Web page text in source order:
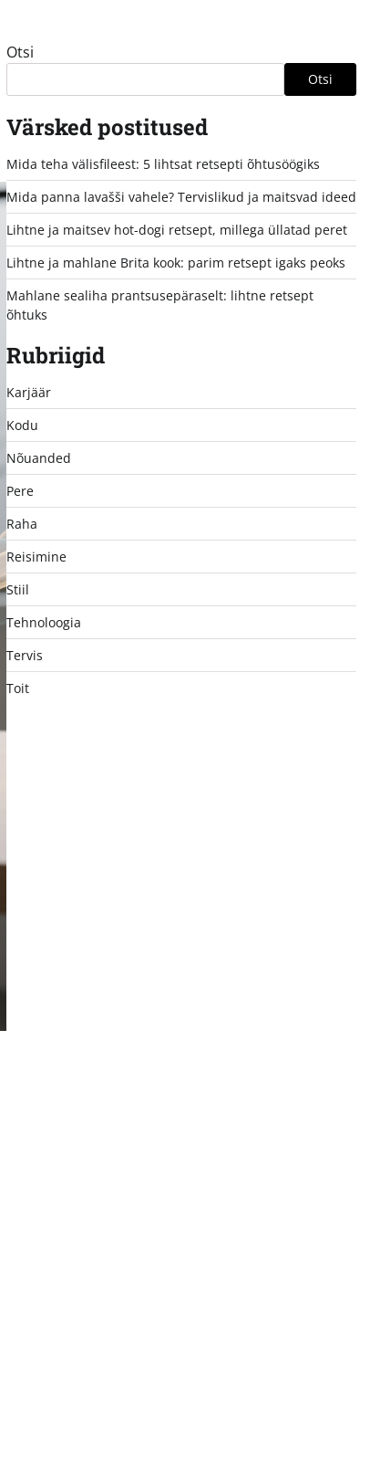
Otsi
Otsi
Värsked postitused
Mida teha välisfileest: 5 lihtsat retsepti õhtusöögiks
Mida panna lavašši vahele? Tervislikud ja maitsvad ideed
Lihtne ja maitsev hot-dogi retsept, millega üllatad peret
Lihtne ja mahlane Brita kook: parim retsept igaks peoks
Mahlane sealiha prantsusepäraselt: lihtne retsept
õhtuks
Rubriigid
Karjäär
Kodu
Nõuanded
Pere
Raha
Reisimine
Stiil
Tehnoloogia
Tervis
Toit